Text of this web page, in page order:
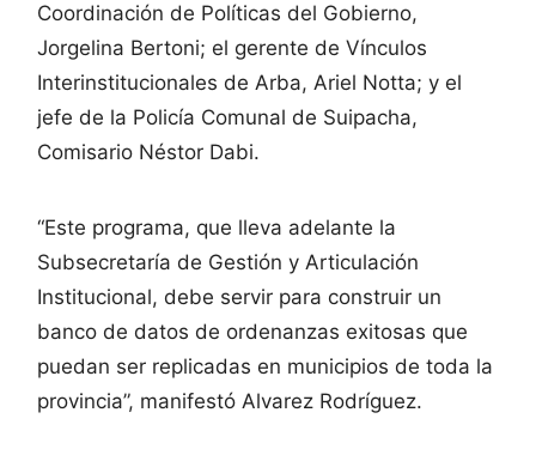
Coordinación de Políticas del Gobierno,
Jorgelina Bertoni; el gerente de Vínculos
Interinstitucionales de Arba, Ariel Notta; y el
jefe de la Policía Comunal de Suipacha,
Comisario Néstor Dabi.
“Este programa, que lleva adelante la
Subsecretaría de Gestión y Articulación
Institucional, debe servir para construir un
banco de datos de ordenanzas exitosas que
puedan ser replicadas en municipios de toda la
provincia”, manifestó Alvarez Rodríguez.